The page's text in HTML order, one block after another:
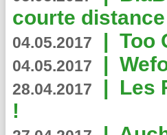
courte
04.05.2017 | Too
04.05.2017 |
28.04.2017 | Les
!